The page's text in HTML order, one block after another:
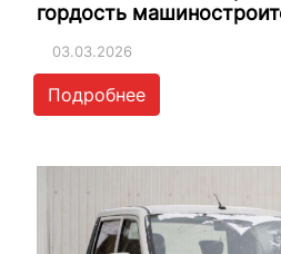
гордость
03.03.2026
Подробнее